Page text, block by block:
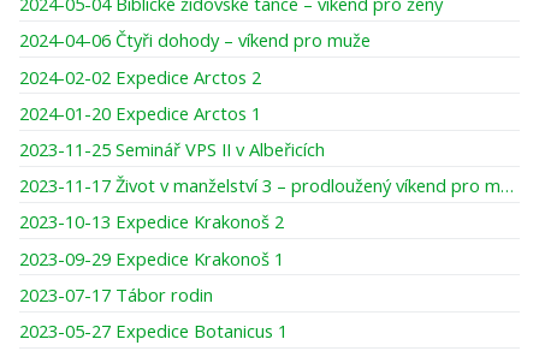
2024-04-06 Čtyři dohody – víkend pro muže
2024-02-02 Expedice Arctos 2
2024-01-20 Expedice Arctos 1
2023-11-25 Seminář VPS II v Albeřicích
2023-11-17 Život v manželství 3 – prodloužený víkend pro muže
2023-10-13 Expedice Krakonoš 2
2023-09-29 Expedice Krakonoš 1
2023-07-17 Tábor rodin
2023-05-27 Expedice Botanicus 1